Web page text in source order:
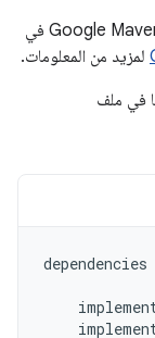
لإضافة اعتمادية على Ink، يجب تضمين مستودع Google Maven في
لمزيد من المعلومات.
في ملف
dependencies